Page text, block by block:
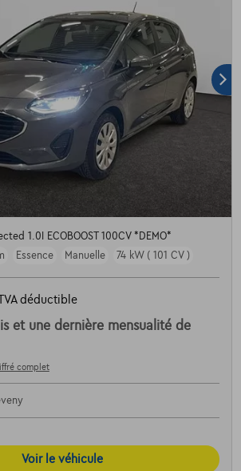
1.0I ECOBOOST 100CV *DEMO*
Essence Manuelle 74 kW ( 101 CV )
déductible
et une dernière mensualité de
complet
Voir le véhicule